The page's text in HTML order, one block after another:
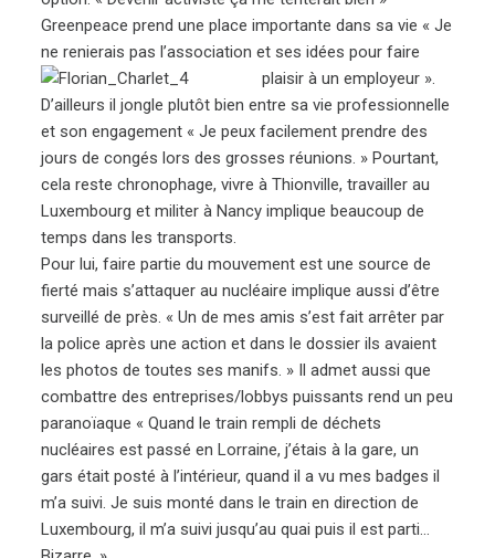
Greenpeace prend une place importante dans sa vie « Je
ne renierais pas l’association et ses idées pour faire
plaisir à un employeur ».
D’ailleurs il jongle plutôt bien entre sa vie professionnelle
et son engagement « Je peux facilement prendre des
jours de congés lors des grosses réunions. » Pourtant,
cela reste chronophage, vivre à Thionville, travailler au
Luxembourg et militer à Nancy implique beaucoup de
temps dans les transports.
Pour lui, faire partie du mouvement est une source de
fierté mais s’attaquer au nucléaire implique aussi d’être
surveillé de près. « Un de mes amis s’est fait arrêter par
la police après une action et dans le dossier ils avaient
les photos de toutes ses manifs. » Il admet aussi que
combattre des entreprises/lobbys puissants rend un peu
paranoïaque « Quand le train rempli de déchets
nucléaires est passé en Lorraine, j’étais à la gare, un
gars était posté à l’intérieur, quand il a vu mes badges il
m’a suivi. Je suis monté dans le train en direction de
Luxembourg, il m’a suivi jusqu’au quai puis il est parti…